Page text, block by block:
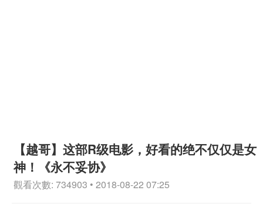
【越哥】这部R级电影，好看的绝不仅仅是女
神！《永不妥协》
觀看次數: 734903 • 2018-08-22 07:25